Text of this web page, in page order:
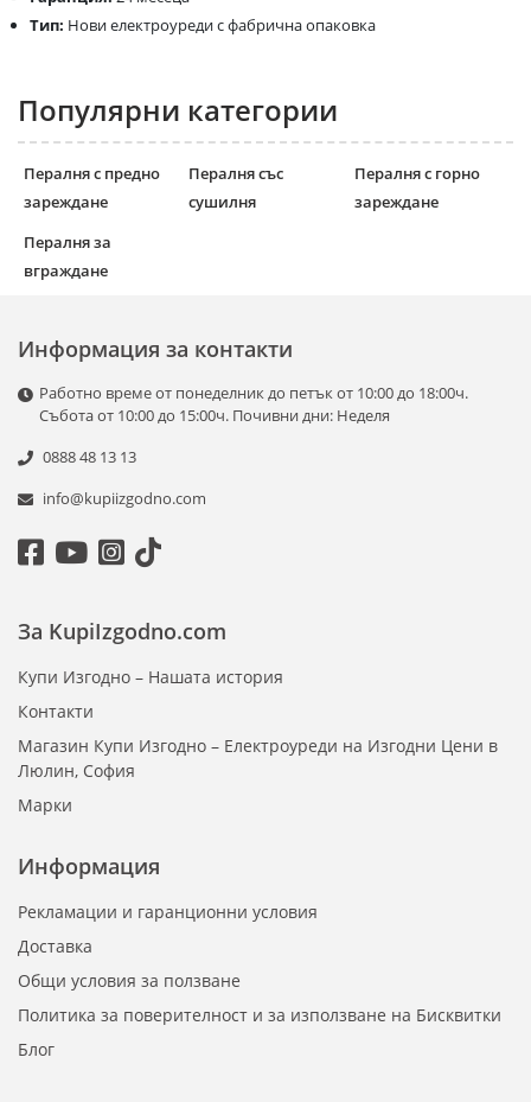
Тип: Нови електроуреди с фабрична опаковка
Популярни категории
Пералня с предно
зареждане
Пералня със
сушилня
Пералня с горно
зареждане
Пералня за
вграждане
Информация за контакти
Работно време от понеделник до петък от 10:00 до 18:00ч.
Събота от 10:00 до 15:00ч. Почивни дни: Неделя
0888 48 13 13
info@kupiizgodno.com
Информация
Рекламации и гаранционни условия
Доставка
Общи условия за ползване
Политика за поверителност и за използване на Бисквитки
Блог
За KupiIzgodno.com
Купи Изгодно – Нашата история
Контакти
Магазин Купи Изгодно – Електроуреди на Изгодни Цени в
Люлин, София
Марки